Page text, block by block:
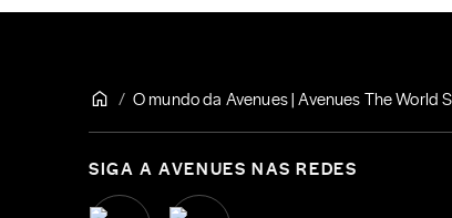
O mundo da Avenues | Avenues The World
SIGA A AVENUES NAS REDES